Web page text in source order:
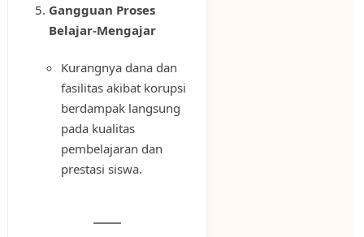
Gangguan Proses
Belajar-Mengajar
Kurangnya dana dan
fasilitas akibat korupsi
berdampak langsung
pada kualitas
pembelajaran dan
prestasi siswa.